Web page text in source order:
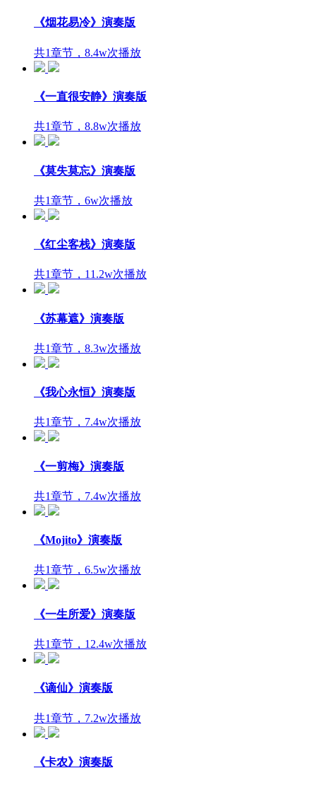
《烟花易冷》演奏版
共1章节，8.4w次播放
《一直很安静》演奏版
共1章节，8.8w次播放
《莫失莫忘》演奏版
共1章节，6w次播放
《红尘客栈》演奏版
共1章节，11.2w次播放
《苏幕遮》演奏版
共1章节，8.3w次播放
《我心永恒》演奏版
共1章节，7.4w次播放
《一剪梅》演奏版
共1章节，7.4w次播放
《Mojito》演奏版
共1章节，6.5w次播放
《一生所爱》演奏版
共1章节，12.4w次播放
《谪仙》演奏版
共1章节，7.2w次播放
《卡农》演奏版